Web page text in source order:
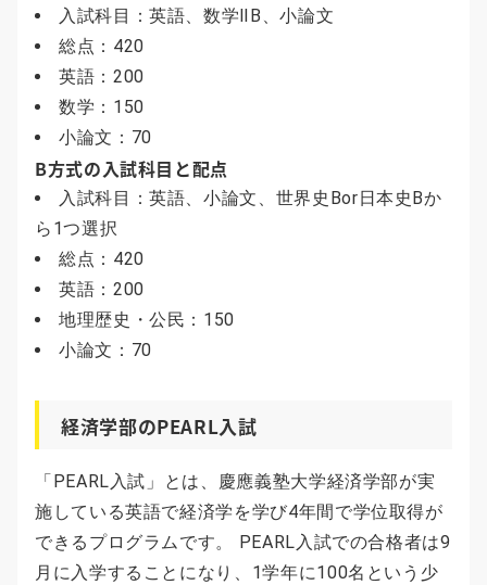
入試科目：英語、数学ⅡB、小論文
総点：420
英語：200
数学：150
小論文：70
B方式の入試科目と配点
入試科目：英語、小論文、世界史Bor日本史Bか
ら1つ選択
総点：420
英語：200
地理歴史・公民：150
小論文：70
経済学部のPEARL入試
「PEARL入試」とは、慶應義塾大学経済学部が実
施している英語で経済学を学び4年間で学位取得が
できるプログラムです。 PEARL入試での合格者は9
月に入学することになり、1学年に100名という少